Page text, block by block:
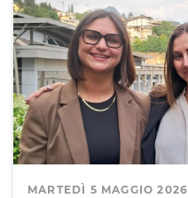
MARTEDÌ 5 MAGGIO 2026